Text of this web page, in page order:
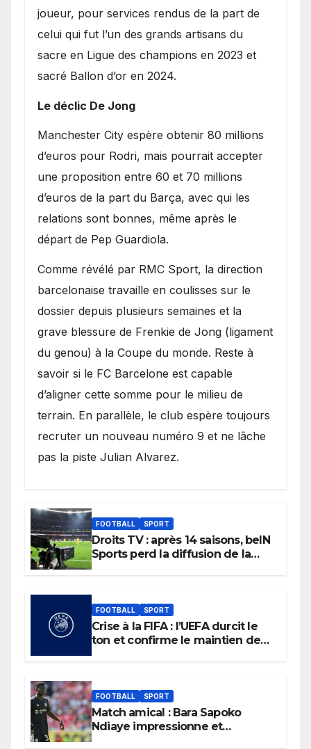
joueur, pour services rendus de la part de
celui qui fut l’un des grands artisans du
sacre en Ligue des champions en 2023 et
sacré Ballon d’or en 2024.
Le déclic De Jong
​Manchester City espère obtenir 80 millions
d’euros pour Rodri, mais pourrait accepter
une proposition entre 60 et 70 millions
d’euros de la part du Barça, avec qui les
relations sont bonnes, même après le
départ de Pep Guardiola.
​Comme révélé par RMC Sport, la direction
barcelonaise travaille en coulisses sur le
dossier depuis plusieurs semaines et la
grave blessure de Frenkie de Jong (ligament
du genou) à la Coupe du monde. Reste à
savoir si le FC Barcelone est capable
d’aligner cette somme pour le milieu de
terrain. En parallèle, le club espère toujours
recruter un nouveau numéro 9 et ne lâche
pas la piste Julian Alvarez.
FOOTBALL SPORT
Droits TV : après 14 saisons, beIN
Sports perd la diffusion de la
FOOTBALL SPORT
Crise à la FIFA : l’UEFA durcit le
ton et confirme le maintien de
FOOTBALL SPORT
Match amical : Bara Sapoko
Ndiaye impressionne et